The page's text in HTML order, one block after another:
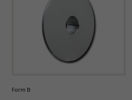
Form B